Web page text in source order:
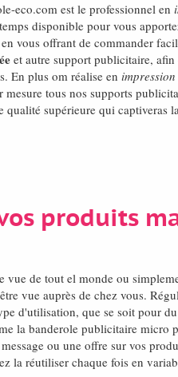
eco.com est le professionnel en
disponible pour vous
vous offrant de commander
et autre support publicitaire, afin
En plus om réalise en
tous nos supports
qualité supérieure qui captiveras
produits
vue de tout el monde ou
vue auprès de chez vous.
d'utilisation, que se soit pour
la banderole publicitaire micro
ou une offre sur vos
la réutiliser chaque fois en